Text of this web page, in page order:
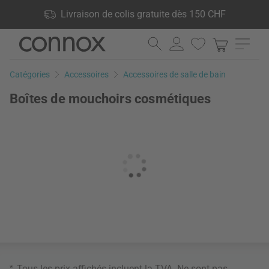
Livraison de colis gratuite dès 150 CHF
produits en stock, Droit de retour de 60 jours
Aller
contenu
Aller
la
Catégories Accessoires Accessoires de salle de bain
Boîtes de mouchoirs cosmétiques